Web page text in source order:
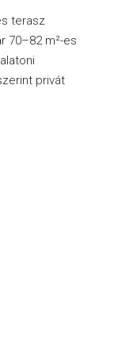
terasz
70–82 m²-es
privát